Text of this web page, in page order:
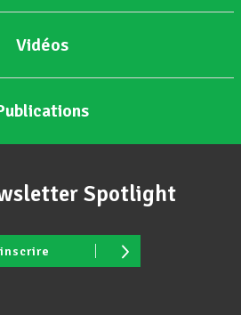
Vidéos
Spotlight